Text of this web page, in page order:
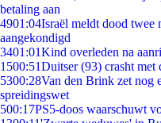
betaling aan
4901:04Israël meldt dood
aangekondigd
3401:01Kind overleden na
1500:51Duitser (93) crasht met
5300:28Van den Brink zet nog
spreidingswet
500:17PS5-doos waarschuwt